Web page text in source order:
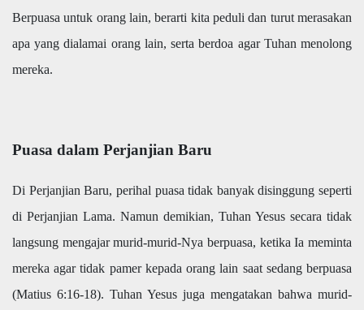
Berpuasa untuk orang lain, berarti kita peduli dan turut merasakan
apa yang dialamai orang lain, serta berdoa agar Tuhan menolong
mereka.
Puasa dalam Perjanjian Baru
Di Perjanjian Baru, perihal puasa tidak banyak disinggung seperti
di Perjanjian Lama. Namun demikian, Tuhan Yesus secara tidak
langsung mengajar murid-murid-Nya berpuasa, ketika Ia meminta
mereka agar tidak pamer kepada orang lain saat sedang berpuasa
(Matius 6:16-18). Tuhan Yesus juga mengatakan bahwa murid-